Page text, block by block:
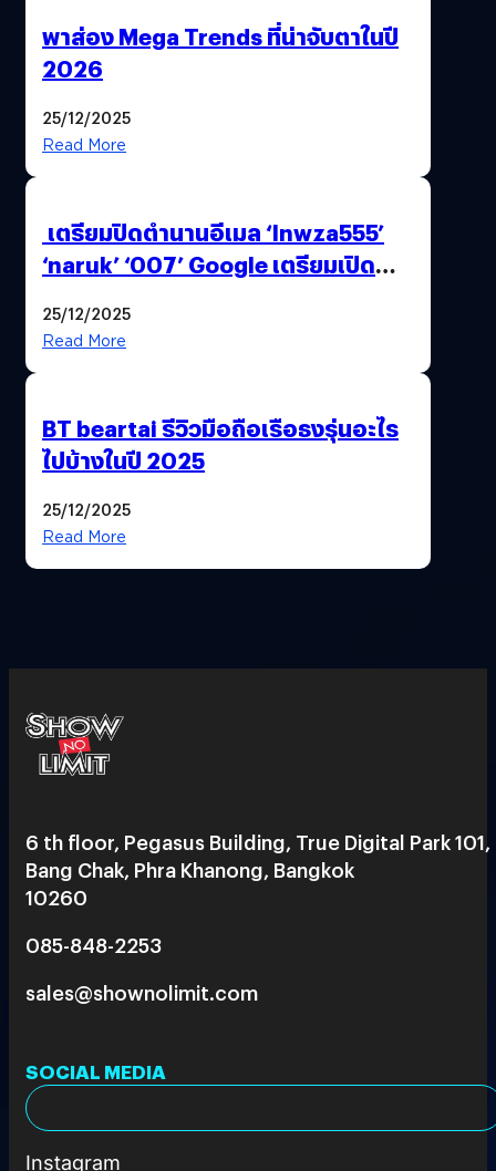
พาส่อง Mega Trends ที่น่าจับตาในปี
2026
25/12/2025
Read More
เตรียมปิดตำนานอีเมล ‘lnwza555’
‘naruk’ ‘007’ Google เตรียมเปิด
25/12/2025
Read More
BT beartai รีวิวมือถือเรือธงรุ่นอะไร
ไปบ้างในปี 2025
25/12/2025
Read More
6 th floor, Pegasus Building, True Digital Park 101,
Bang Chak, Phra Khanong, Bangkok
10260
085-848-2253
sales@shownolimit.com
SOCIAL MEDIA
Instagram